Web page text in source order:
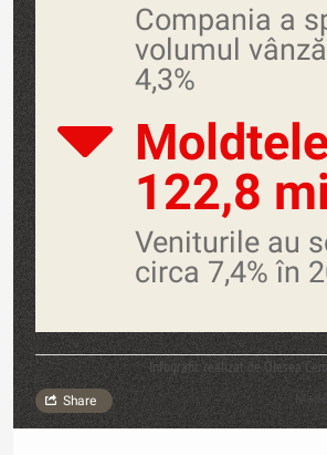
Compania a
volumul
4,3%
122,8
Veniturile au
circa 7,4% în
Infografic realizat de Olesea
Share